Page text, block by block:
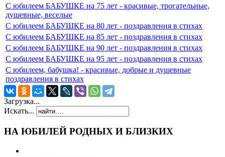
С юбилеем БАБУШКЕ на 75 лет - красивые, трогательные,
душевные, веселые
С юбилеем БАБУШКЕ на 80 лет - поздравления в стихах
С юбилеем БАБУШКЕ на 85 лет - поздравления в стихах
С юбилеем БАБУШКЕ на 90 лет - поздравления в стихах
С юбилеем БАБУШКЕ на 95 лет - поздравления в стихах
С юбилеем, бабушка! - красивые, добрые и душевные
поздравления в стихах
Загрузка...
Искать...
НА ЮБИЛЕЙ РОДНЫХ И БЛИЗКИХ